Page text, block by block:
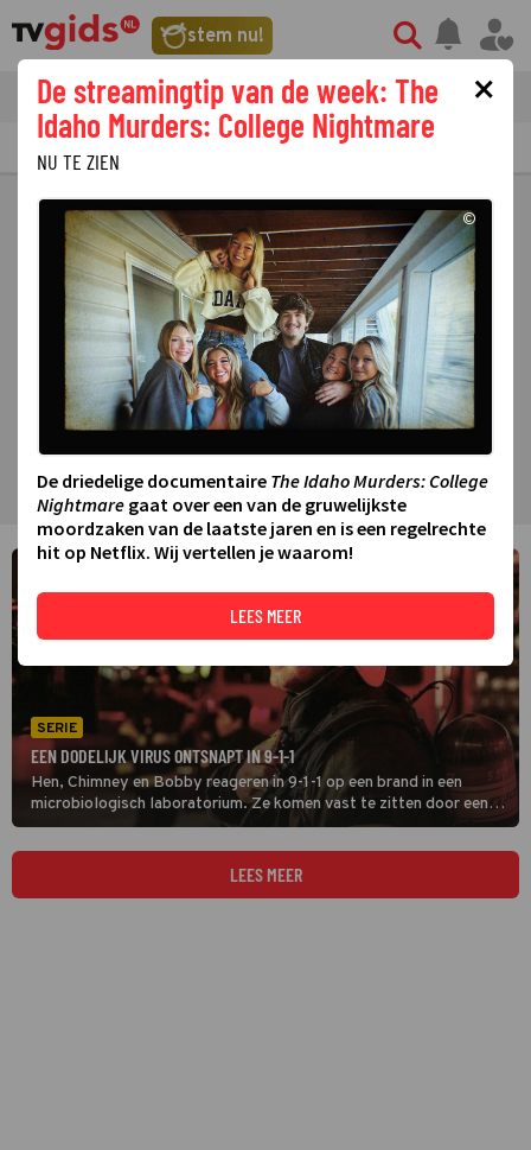
stem nu!
tvgids streaming nieuws
PRIMETIME GEMIST
SERIE
EEN DODELIJK VIRUS ONTSNAPT IN 9-1-1
Hen, Chimney en Bobby reageren in 9-1-1 op een brand in een
microbiologisch laboratorium. Ze komen vast te zitten door een
explosie waarbij een dodelijk virus ontsnapt. De brandweerlieden
zitten in een levensgevaarlijke situatie.
LEES MEER
×
De streamingtip van de week: The
Idaho Murders: College Nightmare
NU TE ZIEN
©
De driedelige documentaire The Idaho Murders: College
Nightmare gaat over een van de gruwelijkste
moordzaken van de laatste jaren en is een regelrechte
hit op Netflix. Wij vertellen je waarom!
LEES MEER